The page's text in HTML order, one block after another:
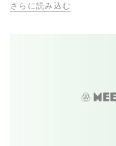
さらに読み込む